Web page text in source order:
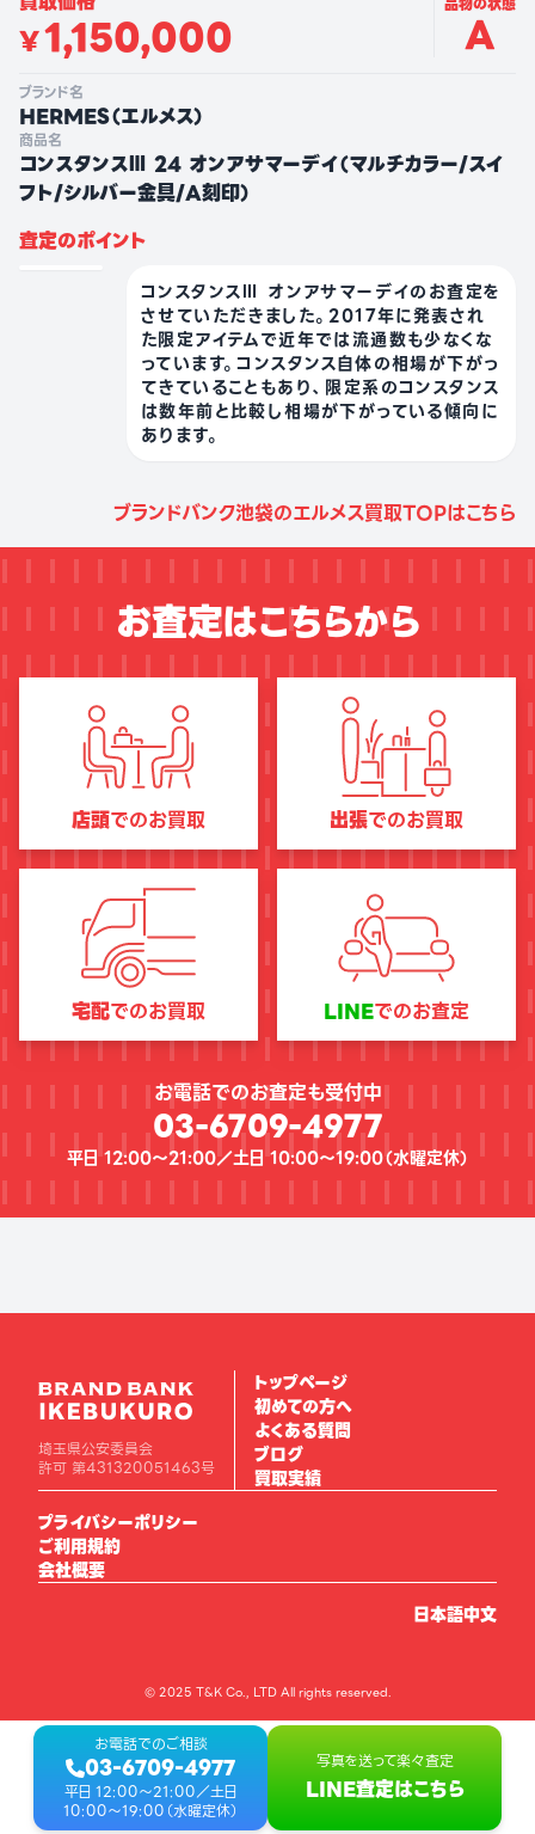
お電話でのご相談
03-6709-4977
平日 12:00〜21:00／土日
10:00〜19:00（水曜定休）
写真を送って楽々査定
LINE査定はこちら
¥1,150,000 A
ブランド名
HERMES（エルメス）
商品名
コンスタンスⅢ 24 オンアサマーデイ（マルチカラー/スイ
フト/シルバー金具/A刻印）
査定のポイント
コンスタンスⅢ オンアサマーデイのお査定を
させていただきました。2017年に発表され
た限定アイテムで近年では流通数も少なくな
っています。コンスタンス自体の相場が下がっ
てきていることもあり、限定系のコンスタンス
は数年前と比較し相場が下がっている傾向に
あります。
ブランドバンク池袋のエルメス買取TOPはこちら
お査定はこちらから
店頭でのお買取 出張でのお買取
宅配でのお買取 LINEでのお査定
お電話でのお査定も受付中
03-6709-4977
平日 12:00〜21:00／土日 10:00〜19:00（水曜定休）
埼玉県公安委員会
許可 第431320051463号
トップページ
初めての方へ
よくある質問
ブログ
買取実績
プライバシーポリシー
ご利用規約
会社概要
日本語中文
© 2025 T&K Co., LTD All rights reserved.